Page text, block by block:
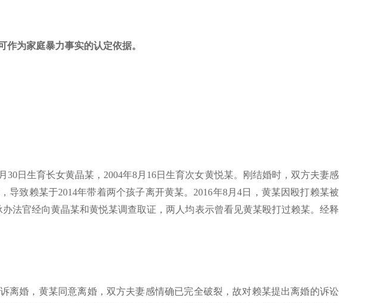
为家庭暴力事实的认定依据。
30日生育长女黄晶某，2004年8月16日生育次女黄悦某。刚结婚时，双方夫妻感
导致赖某于2014年带着两个孩子离开黄某。2016年8月4日，黄某因殴打赖某被
法官经向黄晶某和黄悦某调查取证，两人均表示曾看见黄某殴打过赖某。经释
离婚，黄某同意离婚，双方夫妻感情确已完全破裂，故对赖某提出离婚的诉讼